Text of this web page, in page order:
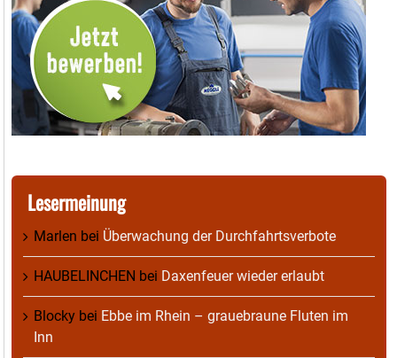
Lesermeinung
Marlen bei Überwachung der Durchfahrtsverbote
HAUBELINCHEN bei Daxenfeuer wieder erlaubt
Blocky bei Ebbe im Rhein – grauebraune Fluten im
Inn